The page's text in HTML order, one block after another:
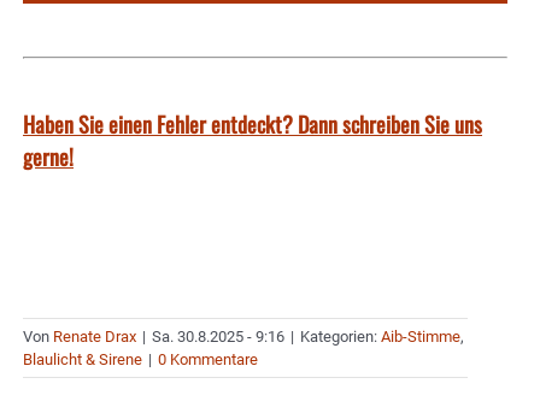
Haben Sie einen Fehler entdeckt? Dann schreiben Sie uns
gerne!
Von Renate Drax | Sa. 30.8.2025 - 9:16 | Kategorien: Aib-Stimme,
Blaulicht & Sirene | 0 Kommentare